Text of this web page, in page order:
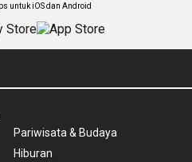
untuk iOS dan Android
Pariwisata & Budaya
Hiburan